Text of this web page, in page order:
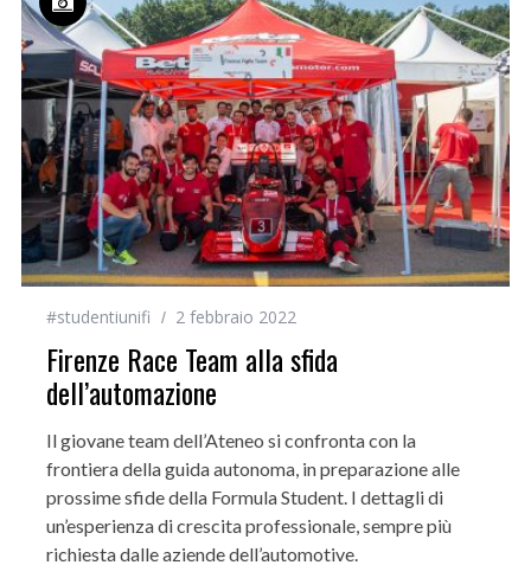
#studentiunifi 2 febbraio 2022
Firenze Race Team alla sfida
dell’automazione
Il giovane team dell’Ateneo si confronta con la
frontiera della guida autonoma, in preparazione alle
prossime sfide della Formula Student. I dettagli di
un’esperienza di crescita professionale, sempre più
richiesta dalle aziende dell’automotive.